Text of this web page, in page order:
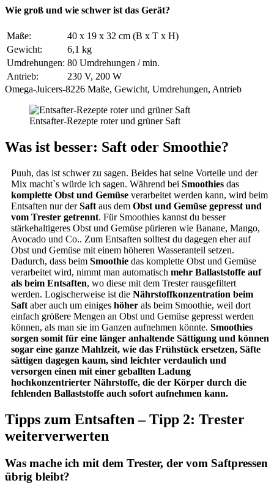
Wie groß und wie schwer ist das Gerät?
Maße:
40 x 19 x 32 cm (B x T x H)
Gewicht:
6,1 kg
Umdrehungen: 80 Umdrehungen / min.
Antrieb:
230 V, 200 W
Omega-Juicers-8226 Maße, Gewicht, Umdrehungen, Antrieb
Entsafter-Rezepte roter und grüner Saft
Was ist besser: Saft oder Smoothie?
Puuh, das ist schwer zu sagen. Beides hat seine Vorteile und der
Mix macht`s würde ich sagen. Während bei Smoothies das
komplette Obst und Gemüse verarbeitet werden kann, wird beim
Entsaften nur derSaft aus dem Obst und Gemüse gepresst und
vom Trester getrennt. Für Smoothies kannst du besser
stärkehaltigeres Obst und Gemüse pürieren wie Banane, Mango,
Avocado und Co.. Zum Entsaften solltest du dagegen eher auf
Obst und Gemüse mit einem höheren Wasseranteil setzen.
Dadurch, dass beim Smoothie das komplette Obst und Gemüse
verarbeitet wird, nimmt man automatisch mehr Ballaststoffe auf
als beim Entsaften, wo diese mit dem Trester rausgefiltert
werden. Logischerweise ist die Nährstoffkonzentration beim
Saft aber auch um einiges höher als beim Smoothie, weil dort
einfach größere Mengen an Obst und Gemüse gepresst werden
können, als man sie im Ganzen aufnehmen könnte. Smoothies
sorgen somit für eine länger anhaltende Sättigung und können
sogar eine ganze Mahlzeit, wie das Frühstück ersetzen, Säfte
sättigen dagegen kaum, sind leichter verdaulich und
versorgen einen mit einer geballten Ladung
hochkonzentrierter Nährstoffe, die der Körper durch die
fehlenden Ballaststoffe auch sofort aufnehmen kann.
Tipps zum Entsaften – Tipp 2: Trester
weiterverwerten
Was mache ich mit dem Trester, der vom Saftpressen
übrig bleibt?